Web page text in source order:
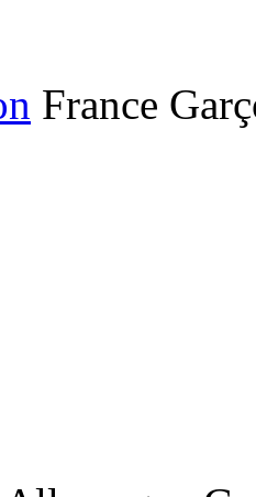
France